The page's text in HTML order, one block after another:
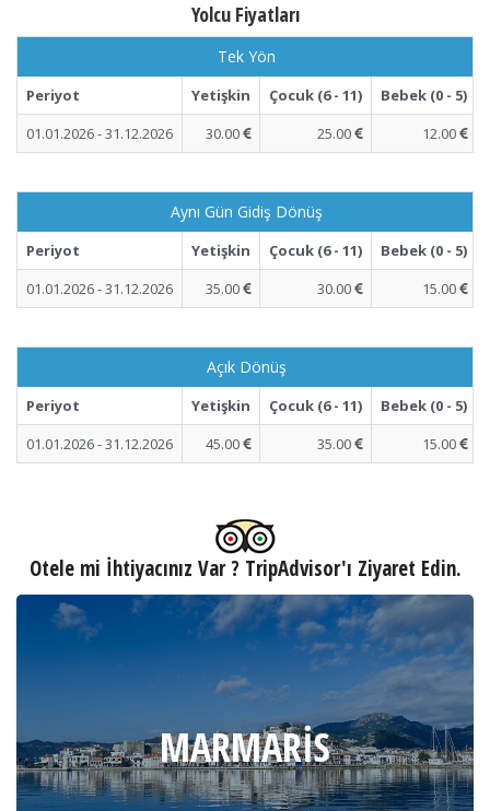
Yolcu Fiyatları
Tek Yön
Periyot Yetişkin Çocuk (6 - 11)
Bebek (0 - 5)
01.01.2026 - 31.12.2026
30.00 25.00 12.00
Aynı Gün Gidiş Dönüş
Periyot Yetişkin Çocuk (6 - 11)
Bebek (0 - 5)
01.01.2026 - 31.12.2026
35.00 30.00 15.00
Açık Dönüş
Periyot Yetişkin Çocuk (6 - 11)
Bebek (0 - 5)
01.01.2026 - 31.12.2026
45.00 35.00 15.00
Otele mi İhtiyacınız Var ? TripAdvisor'ı Ziyaret Edin.
MARMARIS